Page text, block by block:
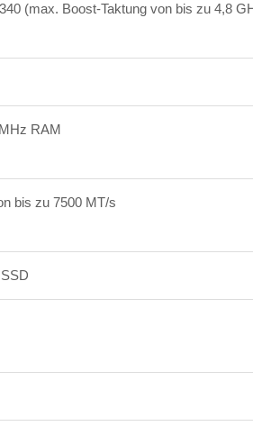
(max. Boost-Taktung von bis zu 4,8
RAM
bis zu 7500 MT/s